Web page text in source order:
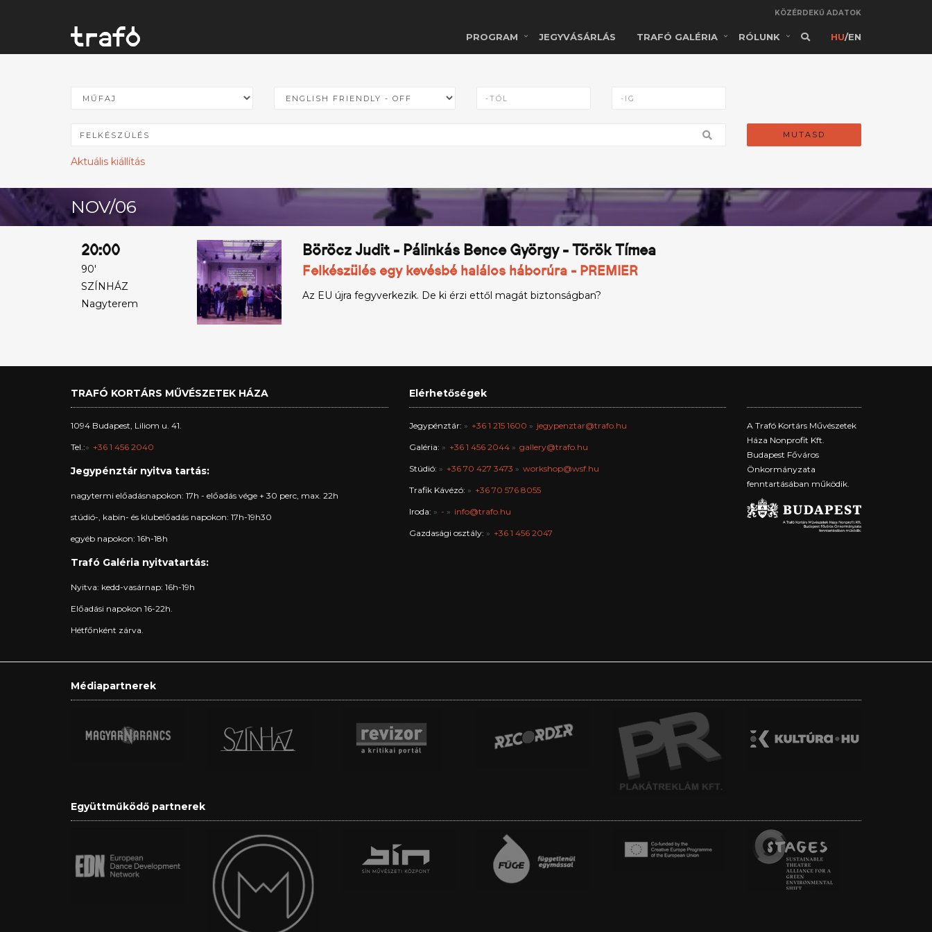
KÖZÉRDEKŰ ADATOK
PROGRAM JEGYVÁSÁRLÁS TRAFÓ GALÉRIA RÓLUNK HU/EN
MUTASD
Aktuális kiállítás
NOV/06
20:00
90'
SZÍNHÁZ
Nagyterem
Böröcz Judit - Pálinkás Bence György - Török Tímea
Felkészülés egy kevésbé halálos háborúra - PREMIER
Az EU újra fegyverkezik. De ki érzi ettől magát biztonságban?
TRAFÓ KORTÁRS MŰVÉSZETEK HÁZA
1094 Budapest, Liliom u. 41.
Tel.: +36 1 456 2040
Jegypénztár nyitva tartás:
nagytermi előadásnapokon: 17h - előadás vége + 30 perc, max. 22h
stúdió-, kabin- és klubelőadás napokon: 17h-19h30
egyéb napokon: 16h-18h
Trafó Galéria nyitvatartás:
Nyitva: kedd-vasárnap: 16h-19h
Előadási napokon 16-22h.
Hétfőnként zárva.
Elérhetőségek
Jegypénztár: +36 1 215 1600 jegypenztar@trafo.hu
Galéria: +36 1 456 2044 gallery@trafo.hu
Stúdió: +36 70 427 3473 workshop@wsf.hu
Trafik Kávézó: +36 70 576 8055
Iroda: - info@trafo.hu
Gazdasági osztály: +36 1 456 2047
A Trafó Kortárs Művészetek
Háza Nonprofit Kft.
Budapest Főváros
Önkormányzata
fenntartásában működik.
Médiapartnerek
Együttműködő partnerek